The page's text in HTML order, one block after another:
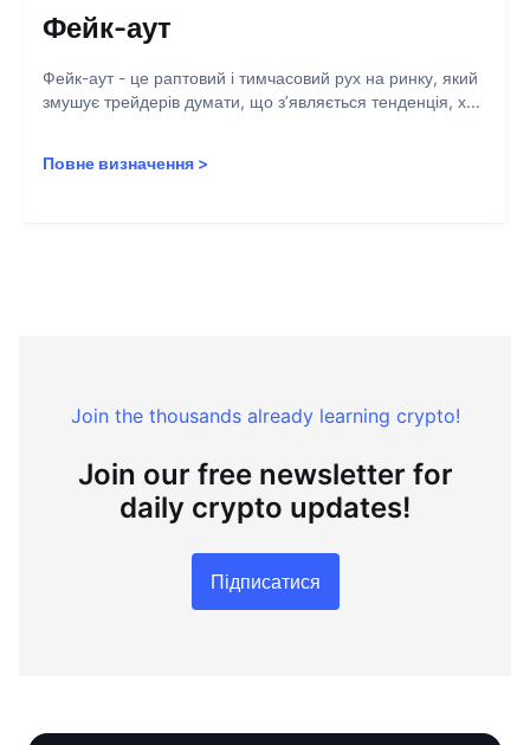
Фейк-аут
Фейк-аут - це раптовий і тимчасовий рух на ринку, який
змушує трейдерів думати, що з’являється тенденція, х...
Повне визначення >
Join the thousands already learning crypto!
Join our free newsletter for
daily crypto updates!
Підписатися